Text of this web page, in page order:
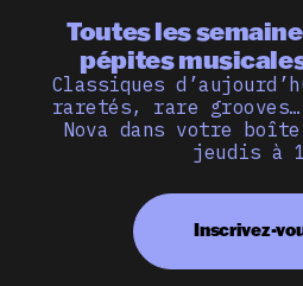
Toutes les
pépites
Classiques
raretés, rare
Nova dans votre
jeudis à
Inscrivez-